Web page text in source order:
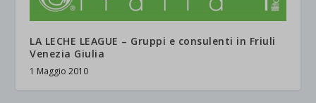
LA LECHE LEAGUE – Gruppi e consulenti in Friuli
Venezia Giulia
1 Maggio 2010